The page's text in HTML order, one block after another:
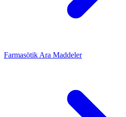
Farmasötik Ara Maddeler